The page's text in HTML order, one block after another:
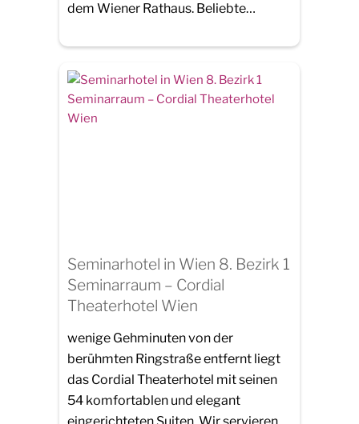
dem Wiener Rathaus. Beliebte…
Seminarhotel in Wien 8. Bezirk 1
Seminarraum – Cordial
Theaterhotel Wien
wenige Gehminuten von der
berühmten Ringstraße entfernt liegt
das Cordial Theaterhotel mit seinen
54 komfortablen und elegant
eingerichteten Suiten. Wir servieren